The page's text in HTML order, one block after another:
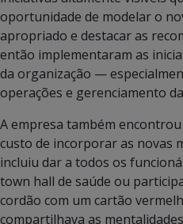
oportunidade de modelar o
apropriado e destacar as
então implementaram as
da organização —
operações e gerenciamento
A empresa também
custo de incorporar as novas
incluiu dar a todos os
town hall de saúde ou
cordão com um cartão
compartilhava as